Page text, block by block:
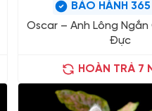
BẢO HÀNH
Oscar – Anh Lông Ngắn
Đực
HOÀN TRẢ 7